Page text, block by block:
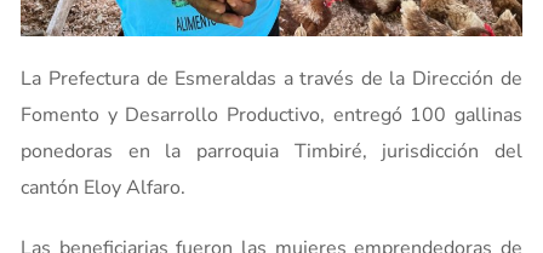
La Prefectura de Esmeraldas a través de la Dirección de
Fomento y Desarrollo Productivo, entregó 100 gallinas
ponedoras en la parroquia Timbiré, jurisdicción del
cantón Eloy Alfaro.